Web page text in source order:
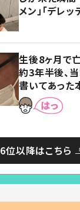
メン」「デレッ
生後8ヶ月で
約3年半後、
書いてあった
6位以降はこちら